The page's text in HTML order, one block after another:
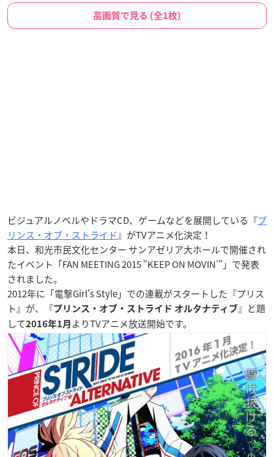
高画質で見る (全1枚)
ビジュアルノベルやドラマCD、ゲームなどを展開している『プ
リンス・オブ・ストライド』がTVアニメ化決定！
本日、和光市民文化センター サンアゼリア大ホールで開催され
たイベント「FAN MEETING 2015 “KEEP ON MOVIN’”」で発表
されました。
2012年に「電撃Girl’s Style」での連載がスタートした『プリス
ト』が、『プリンス・オブ・ストライド オルタナティブ』と題
して2016年1月 よりTVアニメ放送開始です。